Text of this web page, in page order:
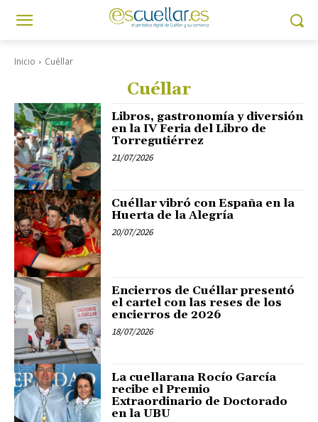
Inicio Cuéllar
Cuéllar
Libros, gastronomía y diversión
en la IV Feria del Libro de
Torregutiérrez
21/07/2026
Cuéllar vibró con España en la
Huerta de la Alegría
20/07/2026
Encierros de Cuéllar presentó
el cartel con las reses de los
encierros de 2026
18/07/2026
La cuellarana Rocío García
recibe el Premio
Extraordinario de Doctorado
en la UBU